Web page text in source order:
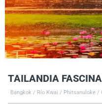
TAILANDIA
Bangkok / Río Kwai / Phitsanuloke /